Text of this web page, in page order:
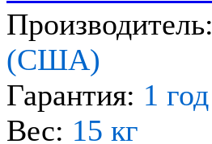
Производитель:
(США)
Гарантия: 1 год
Вес: 15 кг